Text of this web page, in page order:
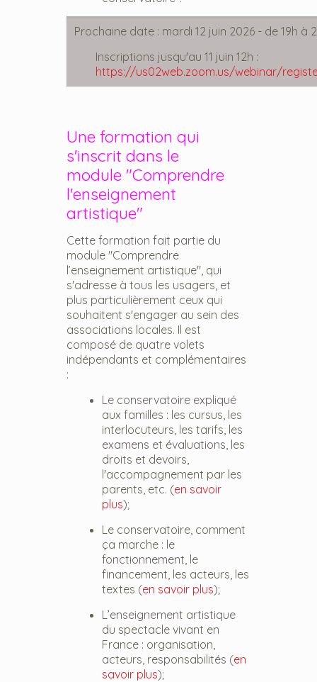
Prochaine date : mardi 12 juin 2026 - de 19h à
Inscriptions jusqu'au 11 juin 12h :
https://us02web.zoom.us/webinar/
Une formation qui
s'inscrit dans le
module "Comprendre
l'enseignement
artistique"
Cette formation fait partie du
module "Comprendre
l’enseignement artistique", qui
s'adresse à tous les usagers, et
plus particulièrement ceux qui
souhaitent s'engager au sein des
associations locales. Il est
composé de quatre volets
indépendants et complémentaires
:
Le conservatoire expliqué
aux familles : les cursus, les
interlocuteurs, les tarifs, les
examens et évaluations, les
droits et devoirs,
l'accompagnement par les
parents, etc. (en savoir
plus);
Le conservatoire, comment
ça marche : le
fonctionnement, le
financement, les acteurs, les
textes (en savoir plus);
L’enseignement artistique
du spectacle vivant en
France : organisation,
acteurs, responsabilités (en
savoir plus);